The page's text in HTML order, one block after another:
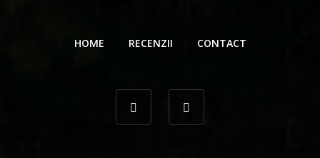
HOME RECENZII CONTACT